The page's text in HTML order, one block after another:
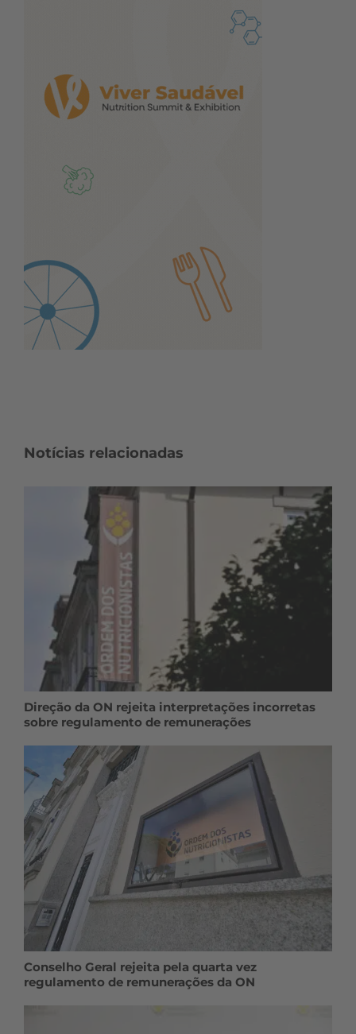
Notícias relacionadas
Direção da ON rejeita interpretações incorretas
sobre regulamento de remunerações
Conselho Geral rejeita pela quarta vez
regulamento de remunerações da ON